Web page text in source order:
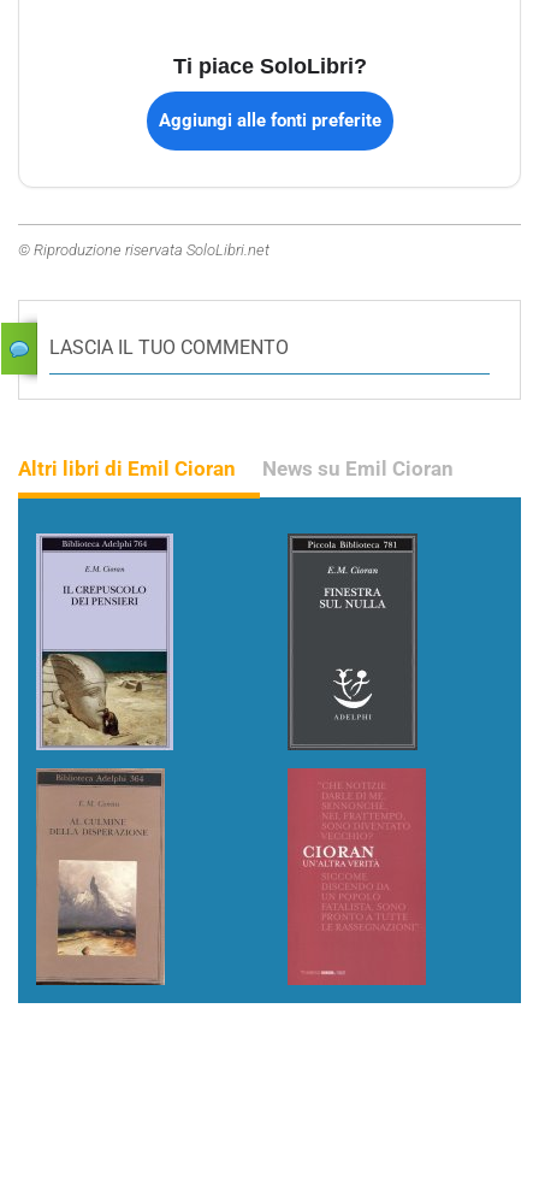
Ti piace SoloLibri?
Aggiungi alle fonti preferite
© Riproduzione riservata SoloLibri.net
LASCIA IL TUO COMMENTO
Altri libri di Emil Cioran News su Emil Cioran